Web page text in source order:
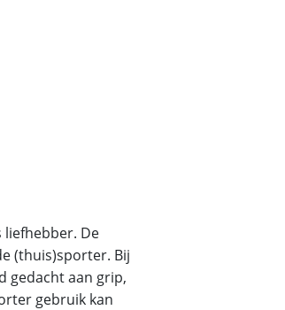
De
(thuis)sporter. Bij
gedacht aan grip,
gebruik kan